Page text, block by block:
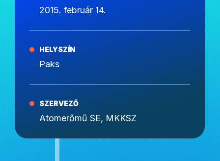
2015. február 14.
HELYSZÍN
Paks
SZERVEZŐ
Atomerőmű SE, MKKSZ